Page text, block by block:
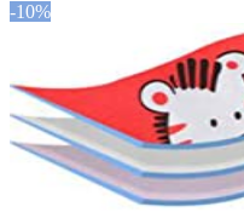
-10%